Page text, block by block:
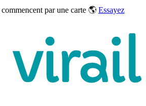
par une carte 🌎 Essayez